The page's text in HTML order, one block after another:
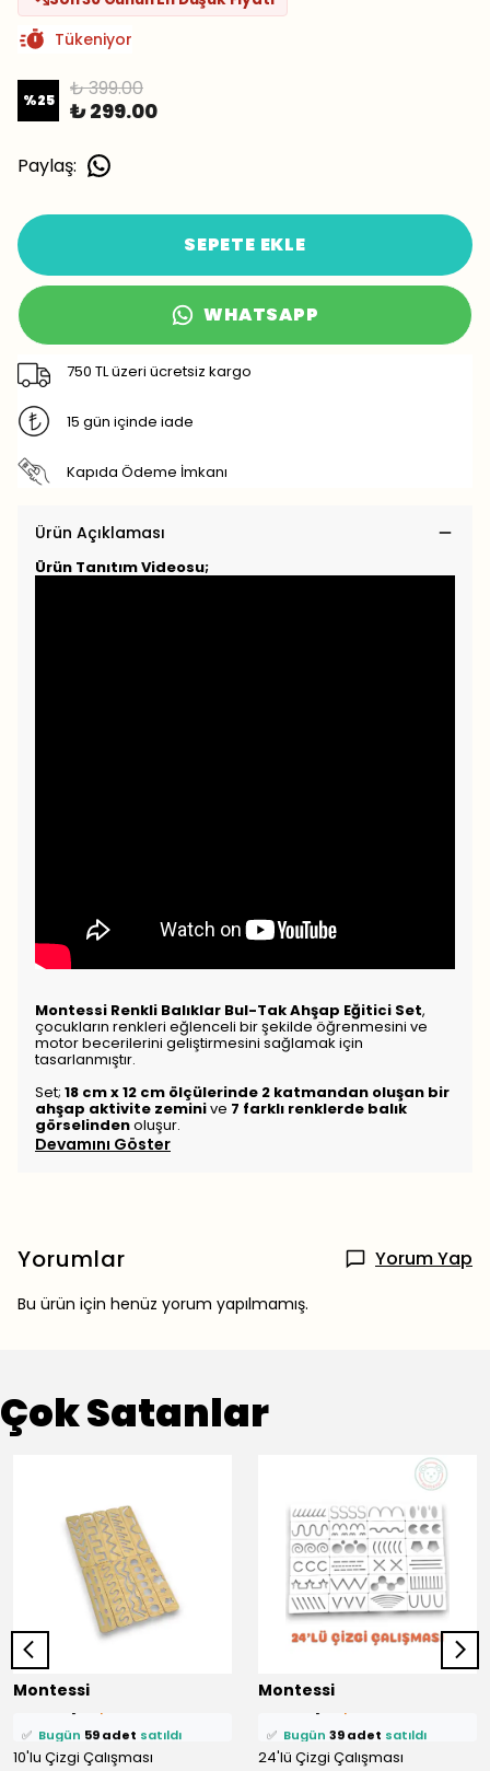
Tükeniyor
%25 ₺ 399.00
₺ 299.00
Paylaş:
SEPETE EKLE
WHATSAPP
750 TL üzeri ücretsiz kargo
15 gün içinde iade
Kapıda Ödeme İmkanı
Ürün Açıklaması
Ürün Tanıtım Videosu;
Montessi Renkli Balıklar Bul-Tak Ahşap Eğitici Set,
çocukların renkleri eğlenceli bir şekilde öğrenmesini ve
motor becerilerini geliştirmesini sağlamak için
tasarlanmıştır.
Set; 18 cm x 12 cm ölçülerinde 2 katmandan oluşan bir
ahşap aktivite zeminive 7 farklı renklerde balık
görselindenoluşur.
Devamını Göster
Yorumlar Yorum Yap
Bu ürün için henüz yorum yapılmamış.
Çok Satanlar
Montessi
⭐️ Bu ürünü
🛒 89 kişisepetine ekledi!
✅
Bugün 59 adet satıldı
10'lu Çizgi Çalışması
Montessi
favoriledi!
🛒 69 kişisepetine ekledi!
✅
Bugün 39 adet satıldı
24'lü Çizgi Çalışması